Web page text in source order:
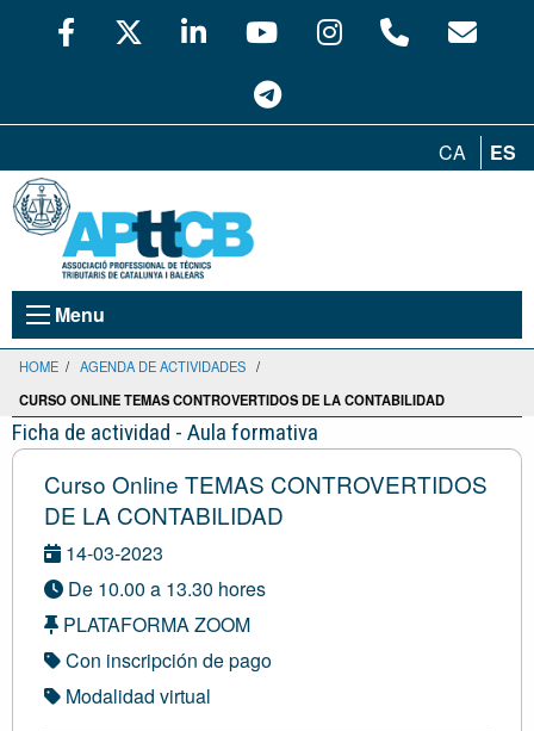
CA ES
Menu
HOME / AGENDA DE ACTIVIDADES /
CURSO ONLINE TEMAS CONTROVERTIDOS DE LA CONTABILIDAD
Ficha de actividad - Aula formativa
Curso Online TEMAS CONTROVERTIDOS
DE LA CONTABILIDAD
14-03-2023
De 10.00 a 13.30 hores
PLATAFORMA ZOOM
Con inscripción de pago
Modalidad virtual